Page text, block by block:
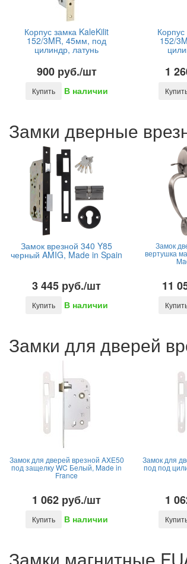
Корпус замка KaleKilit
152/3MR, 45мм, под
цилиндр, латунь
900 руб./шт
Купить В наличии
152/
1
Замки дверные
Замок врезной 340 Y85
черный AMIG, Made in Spain
3 445 руб./шт
Купить В наличии
Замок
вертушка
11
Замки для дверей
Замок для дверей врезной AXE50
под защелку WC Белый, Made in
France
1 062 руб./шт
Купить В наличии
Замок для
под под
1